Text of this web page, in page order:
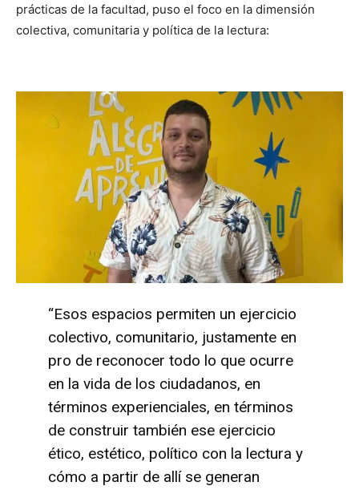
prácticas de la facultad, puso el foco en la dimensión
colectiva, comunitaria y política de la lectura:
“Esos espacios permiten un ejercicio
colectivo, comunitario, justamente en
pro de reconocer todo lo que ocurre
en la vida de los ciudadanos, en
términos experienciales, en términos
de construir también ese ejercicio
ético, estético, político con la lectura y
cómo a partir de allí se generan